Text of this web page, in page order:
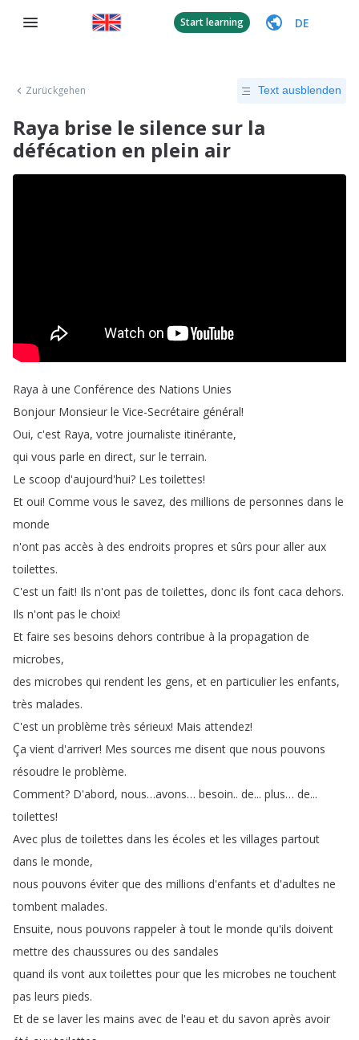
Start learning DE
Zurückgehen Text ausblenden
Raya brise le silence sur la
défécation en plein air
Raya à une Conférence des Nations Unies
Bonjour Monsieur le Vice-Secrétaire général!
Oui, c'est Raya, votre journaliste itinérante,
qui vous parle en direct, sur le terrain.
Le scoop d'aujourd'hui? Les toilettes!
Et oui! Comme vous le savez, des millions de personnes dans le
monde
n'ont pas accès à des endroits propres et sûrs pour aller aux
toilettes.
C'est un fait! Ils n'ont pas de toilettes, donc ils font caca dehors.
Ils n'ont pas le choix!
Et faire ses besoins dehors contribue à la propagation de
microbes,
des microbes qui rendent les gens, et en particulier les enfants,
très malades.
C'est un problème très sérieux! Mais attendez!
Ça vient d'arriver! Mes sources me disent que nous pouvons
résoudre le problème.
Comment? D'abord, nous…avons… besoin.. de... plus… de...
toilettes!
Avec plus de toilettes dans les écoles et les villages partout
dans le monde,
nous pouvons éviter que des millions d'enfants et d'adultes ne
tombent malades.
Ensuite, nous pouvons rappeler à tout le monde qu'ils doivent
mettre des chaussures ou des sandales
quand ils vont aux toilettes pour que les microbes ne touchent
pas leurs pieds.
Et de se laver les mains avec de l'eau et du savon après avoir